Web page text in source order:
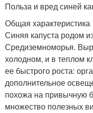
Польза и вред синей
Общая характеристика
Синяя капуста родом
Средиземноморья.
холодном, и в теплом
ее быстрого роста:
дополнительное
похожа на привычную
множество полезных